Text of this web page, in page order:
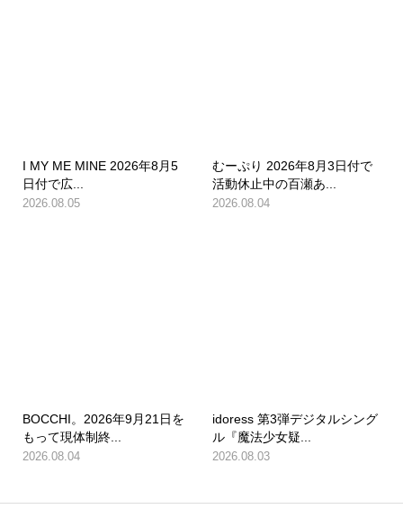
I MY ME MINE 2026年8月5
日付で広...
2026.08.05
むーぷり 2026年8月3日付で
活動休止中の百瀬あ...
2026.08.04
BOCCHI。2026年9月21日を
もって現体制終...
2026.08.04
idoress 第3弾デジタルシング
ル『魔法少女疑...
2026.08.03